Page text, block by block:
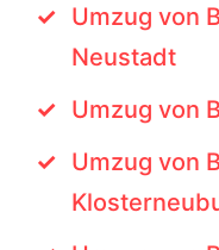
Umzug von
Neustadt
Umzug von
Umzug von